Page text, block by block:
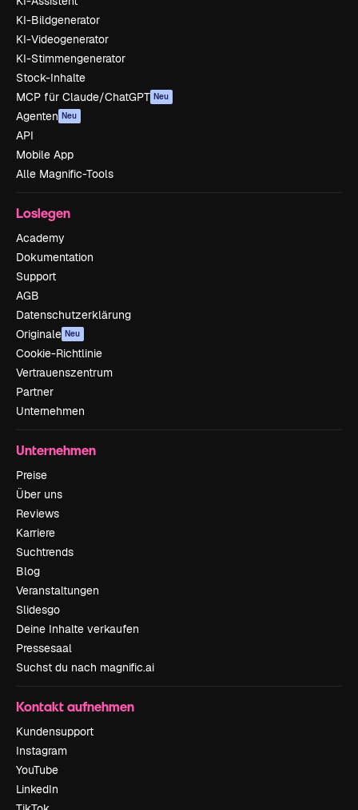
KI-Bildgenerator
KI-Videogenerator
KI-Stimmengenerator
Stock-Inhalte
MCP für Claude/ChatGPT Neu
Agenten Neu
API
Mobile App
Alle Magnific-Tools
Loslegen
Academy
Dokumentation
Support
AGB
Datenschutzerklärung
Originale Neu
Cookie-Richtlinie
Vertrauenszentrum
Partner
Unternehmen
Unternehmen
Preise
Über uns
Reviews
Karriere
Suchtrends
Blog
Veranstaltungen
Slidesgo
Deine Inhalte verkaufen
Pressesaal
Suchst du nach magnific.ai
Kontakt aufnehmen
Kundensupport
Instagram
YouTube
LinkedIn